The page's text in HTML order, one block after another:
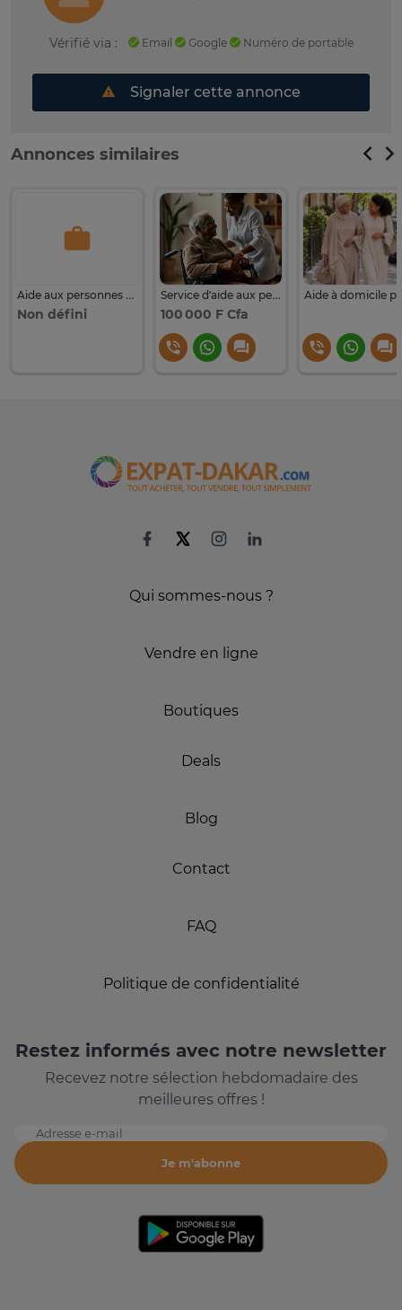
Vérifié via : Email Google Numéro de portable
Signaler cette annonce
Annonces similaires
Aide aux personnes âgées – Gibraltar, non loin du Auchan
Non défini
Service d’aide aux personnes âgées
100 000 F Cfa
Qui sommes-nous ?
Vendre en ligne
Boutiques
Deals
Blog
Contact
FAQ
Politique de confidentialité
Restez informés avec notre newsletter
Recevez notre sélection hebdomadaire des
meilleures offres !
Adresse e-mail
Je m'abonne